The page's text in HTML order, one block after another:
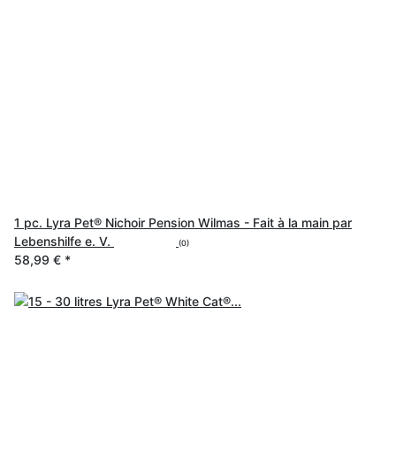
1 pc. Lyra Pet® Nichoir Pension Wilmas - Fait à la main par
Lebenshilfe e. V.
(0)
58,99 € *